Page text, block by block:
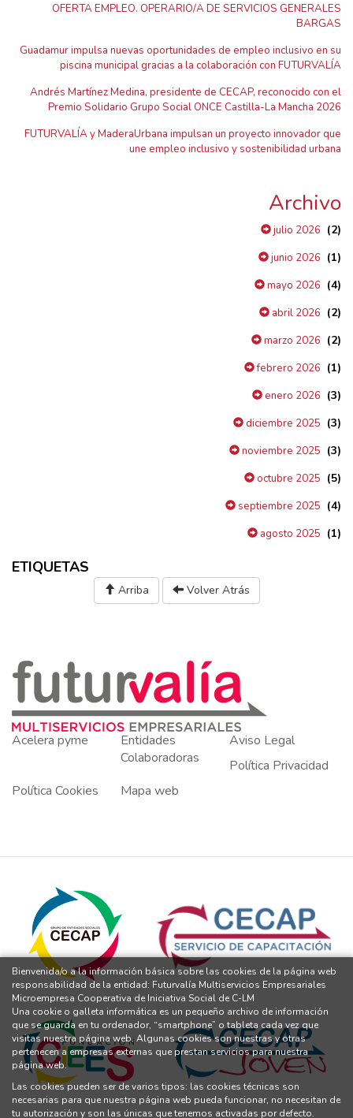
OFERTA EMPLEO. OPERARIO/A DE SERVICIOS GENERALES
BARGAS
Guadamur impulsa nuevas oportunidades de empleo inclusivo en su
piscina municipal gracias a la colaboración con FUTURVALÍA
Andrés Martínez Medina, presidente de CECAP, reconocido con el
Premio Solidario Grupo Social ONCE Castilla-La Mancha 2026
FUTURVALÍA y MaderaUrbana impulsan un proyecto innovador que
une empleo inclusivo y sostenibilidad urbana
Archivo
julio 2026 (2)
junio 2026 (1)
mayo 2026 (4)
abril 2026 (2)
marzo 2026 (2)
febrero 2026 (1)
enero 2026 (3)
diciembre 2025 (3)
noviembre 2025 (3)
octubre 2025 (5)
septiembre 2025 (4)
agosto 2025 (1)
ETIQUETAS
Arriba Volver Atrás
Acelera pyme
Entidades
Colaboradoras
Aviso Legal
Política Privacidad
Política Cookies
Mapa web
Bienvenida/o a la información básica sobre las cookies de la página web
responsabilidad de la entidad: Futurvalía Multiservicios Empresariales
Microempresa Cooperativa de Iniciativa Social de C-LM
Una cookie o galleta informática es un pequeño archivo de información
que se guarda en tu ordenador, “smartphone” o tableta cada vez que
visitas nuestra página web. Algunas cookies son nuestras y otras
pertenecen a empresas externas que prestan servicios para nuestra
página web.
Las cookies pueden ser de varios tipos: las cookies técnicas son
necesarias para que nuestra página web pueda funcionar, no necesitan de
tu autorización y son las únicas que tenemos activadas por defecto.